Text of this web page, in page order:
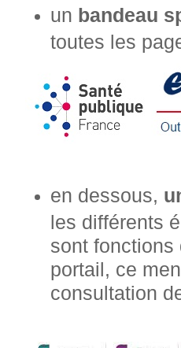
un bandeau
toutes les
en dessous,
les différents
sont fonctions
portail, ce
consultation